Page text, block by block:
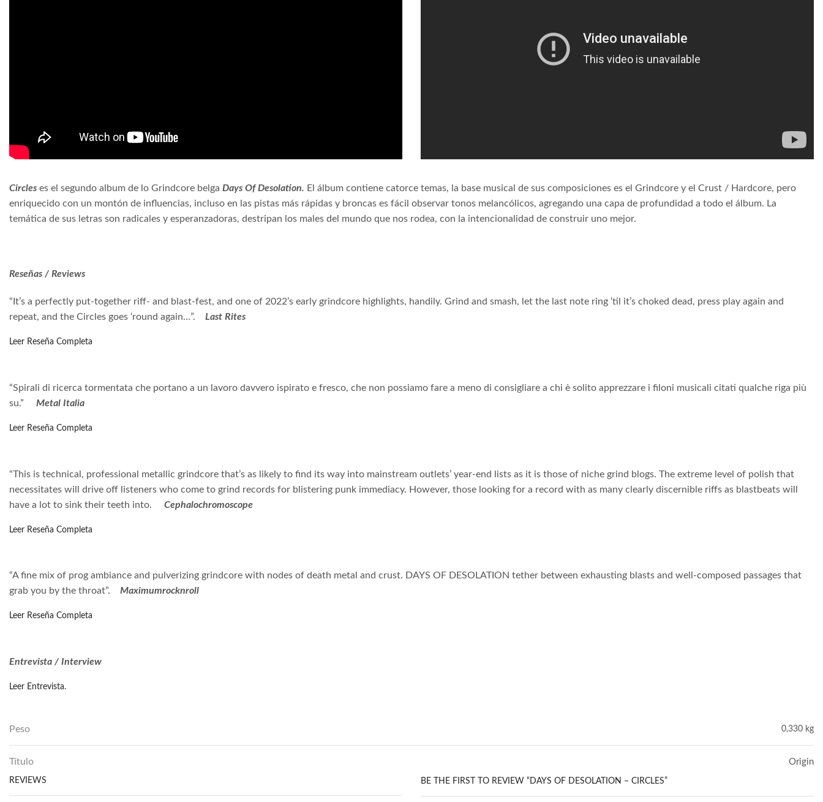
Circles es el segundo album de lo Grindcore belga Days Of Desolation. El álbum contiene catorce temas, la base musical de sus composiciones es el Grindcore y el Crust / Hardcore, pero
enriquecido con un montón de influencias, incluso en las pistas más rápidas y broncas es fácil observar tonos melancólicos, agregando una capa de profundidad a todo el álbum. La
temática de sus letras son radicales y esperanzadoras, destripan los males del mundo que nos rodea, con la intencionalidad de construir uno mejor.
Reseñas / Reviews
“It’s a perfectly put-together riff- and blast-fest, and one of 2022’s early grindcore highlights, handily. Grind and smash, let the last note ring ‘til it’s choked dead, press play again and
repeat, and the Circles goes ‘round again…”.
Last Rites
Leer Reseña Completa
“Spirali di ricerca tormentata che portano a un lavoro davvero ispirato e fresco, che non possiamo fare a meno di consigliare a chi è solito apprezzare i filoni musicali citati qualche riga più
su.”
Metal Italia
Leer Reseña Completa
“This is technical, professional metallic grindcore that’s as likely to find its way into mainstream outlets’ year-end lists as it is those of niche grind blogs. The extreme level of polish that
necessitates will drive off listeners who come to grind records for blistering punk immediacy. However, those looking for a record with as many clearly discernible riffs as blastbeats will
have a lot to sink their teeth into.
Cephalochromoscope
Leer Reseña Completa
“A fine mix of prog ambiance and pulverizing grindcore with nodes of death metal and crust. DAYS OF DESOLATION tether between exhausting blasts and well-composed passages that
grab you by the throat”.
Maximumrocknroll
Leer Reseña Completa
Entrevista / Interview
Leer Entrevista.
Peso 0,330 kg
Título Origin
REVIEWS BE THE FIRST TO REVIEW “DAYS OF DESOLATION – CIRCLES”